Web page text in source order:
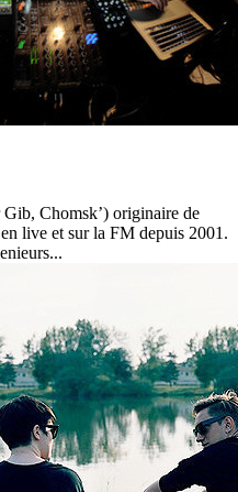
Chomsk’) originaire de
live et sur la FM depuis 2001.